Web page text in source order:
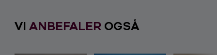
VI ANBEFALER OGSÅ